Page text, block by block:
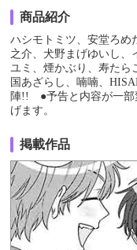
商品紹介
ハシモトミツ、安堂ろめ
之介、犬野まげゆいし、
ユミ、煙かぶり、寿たら
国あざらし、喃喃、
陣!! ●予告と内容が一部
げます。
掲載作品